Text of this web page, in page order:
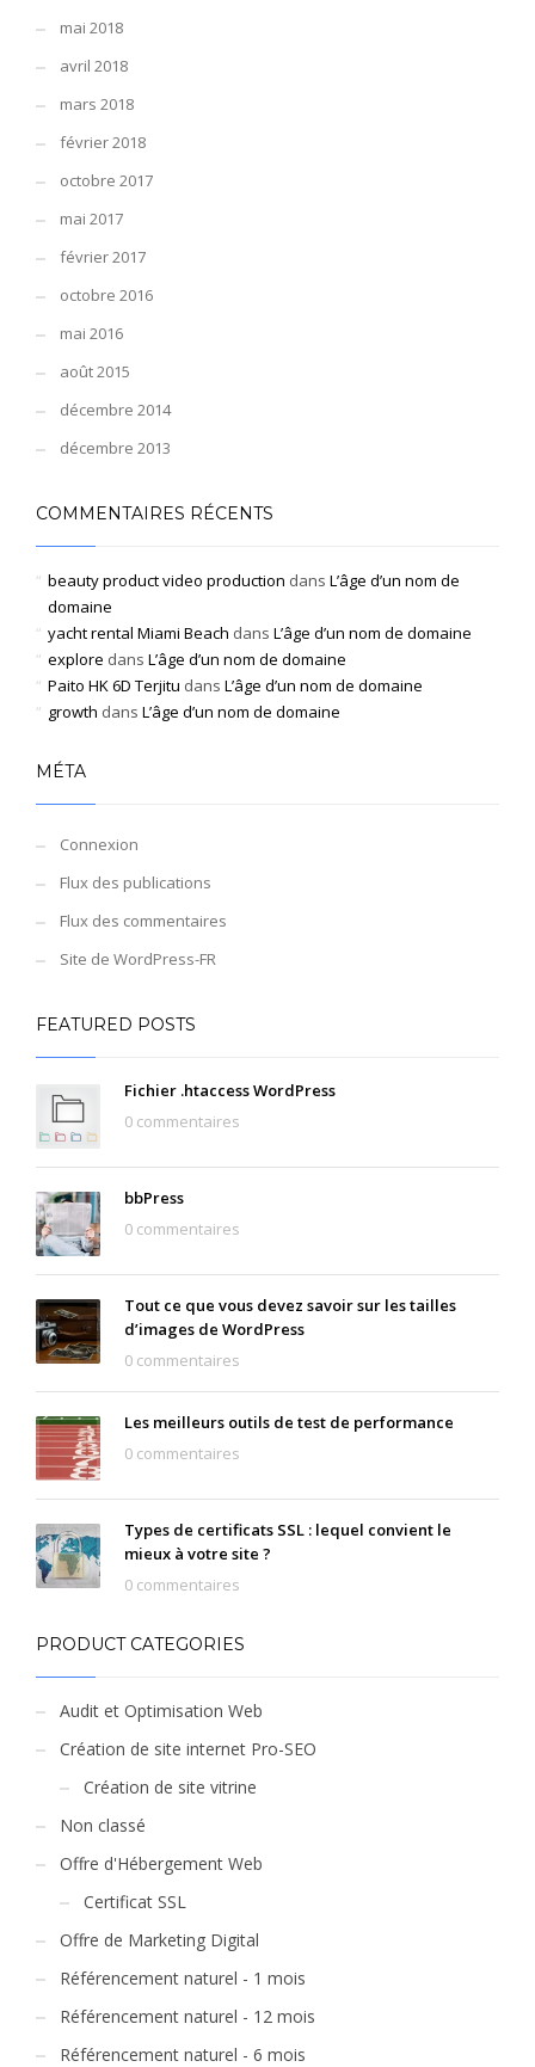
mai 2018
avril 2018
mars 2018
février 2018
octobre 2017
mai 2017
février 2017
octobre 2016
mai 2016
août 2015
décembre 2014
décembre 2013
COMMENTAIRES RÉCENTS
beauty product video production dans L’âge d’un nom de
domaine
yacht rental Miami Beach dans L’âge d’un nom de domaine
explore dans L’âge d’un nom de domaine
Paito HK 6D Terjitu dans L’âge d’un nom de domaine
growth dans L’âge d’un nom de domaine
MÉTA
Connexion
Flux des publications
Flux des commentaires
Site de WordPress-FR
FEATURED POSTS
Fichier .htaccess WordPress
0 commentaires
bbPress
0 commentaires
Tout ce que vous devez savoir sur les tailles
d’images de WordPress
0 commentaires
Les meilleurs outils de test de performance
0 commentaires
Types de certificats SSL : lequel convient le
mieux à votre site ?
0 commentaires
PRODUCT CATEGORIES
Audit et Optimisation Web
Création de site internet Pro-SEO
Création de site vitrine
Non classé
Offre d'Hébergement Web
Certificat SSL
Offre de Marketing Digital
Référencement naturel - 1 mois
Référencement naturel - 12 mois
Référencement naturel - 6 mois